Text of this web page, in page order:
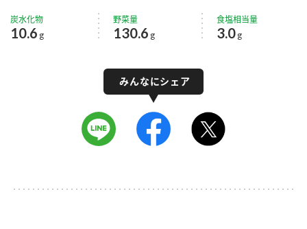
炭水化物
10.6 g
野菜量
130.6 g
食塩相当量
3.0 g